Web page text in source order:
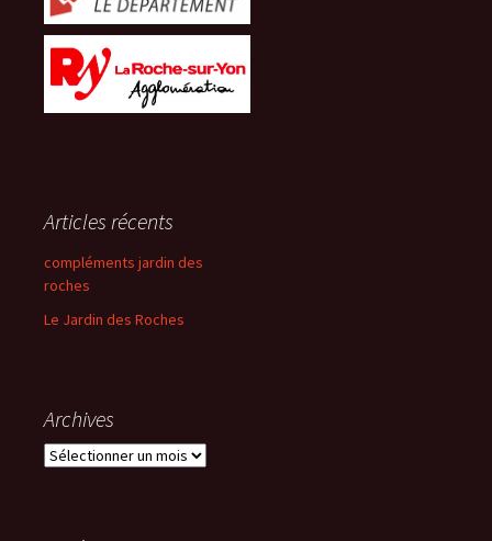
Articles récents
compléments jardin des
roches
Le Jardin des Roches
Archives
Archives